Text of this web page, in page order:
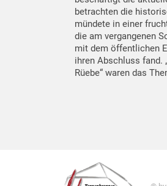
betrachten die
mündete in einer
die am vergangenen
mit dem öffentlichen
ihren Abschluss fand.
Rüebe“ waren das